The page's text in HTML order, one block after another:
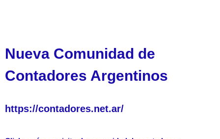
Nueva Comunidad de
Contadores Argentinos
https://contadores.net.ar/